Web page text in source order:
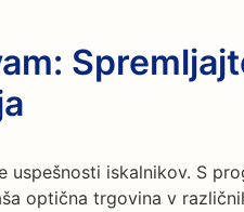
uspešnosti iskalnikov. S
optična trgovina v